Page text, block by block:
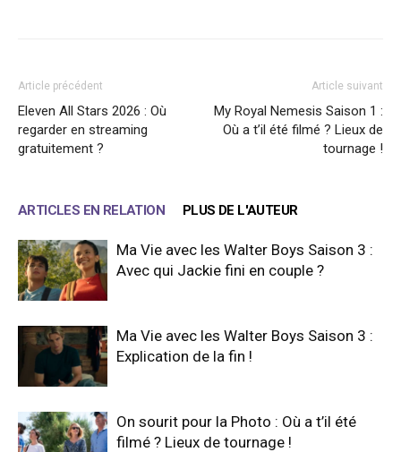
Article précédent
Eleven All Stars 2026 : Où
regarder en streaming
gratuitement ?
Article suivant
My Royal Nemesis Saison 1 :
Où a t’il été filmé ? Lieux de
tournage !
ARTICLES EN RELATION PLUS DE L'AUTEUR
Ma Vie avec les Walter Boys Saison 3 :
Avec qui Jackie fini en couple ?
Ma Vie avec les Walter Boys Saison 3 :
Explication de la fin !
On sourit pour la Photo : Où a t’il été
filmé ? Lieux de tournage !